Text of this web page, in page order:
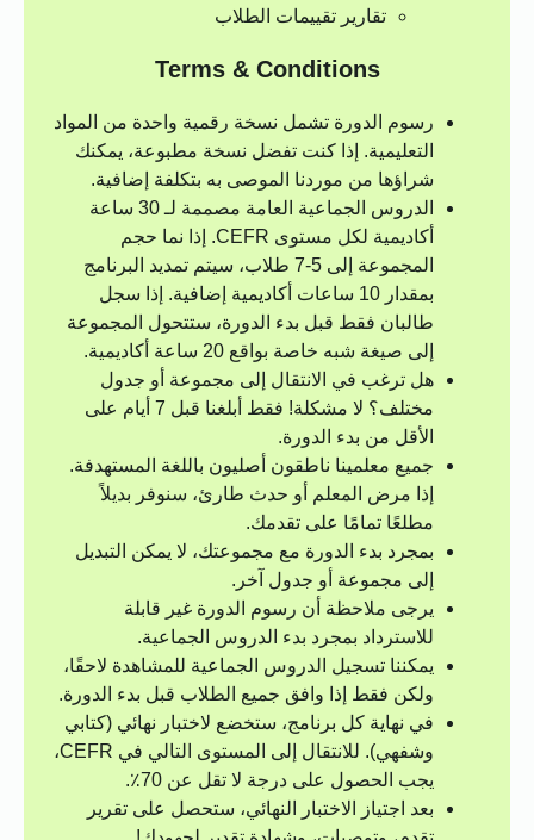
تقارير تقييمات الطلاب
Terms & Conditions
رسوم الدورة تشمل نسخة رقمية واحدة من المواد
التعليمية. إذا كنت تفضل نسخة مطبوعة، يمكنك
شراؤها من موردنا الموصى به بتكلفة إضافية.
الدروس الجماعية العامة مصممة لـ 30 ساعة
أكاديمية لكل مستوى CEFR. إذا نما حجم
المجموعة إلى 5-7 طلاب، سيتم تمديد البرنامج
بمقدار 10 ساعات أكاديمية إضافية. إذا سجل
طالبان فقط قبل بدء الدورة، ستتحول المجموعة
إلى صيغة شبه خاصة بواقع 20 ساعة أكاديمية.
هل ترغب في الانتقال إلى مجموعة أو جدول
مختلف؟ لا مشكلة! فقط أبلغنا قبل 7 أيام على
الأقل من بدء الدورة.
جميع معلمينا ناطقون أصليون باللغة المستهدفة.
إذا مرض المعلم أو حدث طارئ، سنوفر بديلاً
مطلعًا تمامًا على تقدمك.
بمجرد بدء الدورة مع مجموعتك، لا يمكن التبديل
إلى مجموعة أو جدول آخر.
يرجى ملاحظة أن رسوم الدورة غير قابلة
للاسترداد بمجرد بدء الدروس الجماعية.
يمكننا تسجيل الدروس الجماعية للمشاهدة لاحقًا،
ولكن فقط إذا وافق جميع الطلاب قبل بدء الدورة.
في نهاية كل برنامج، ستخضع لاختبار نهائي (كتابي
وشفهي). للانتقال إلى المستوى التالي في CEFR،
يجب الحصول على درجة لا تقل عن 70٪.
بعد اجتياز الاختبار النهائي، ستحصل على تقرير